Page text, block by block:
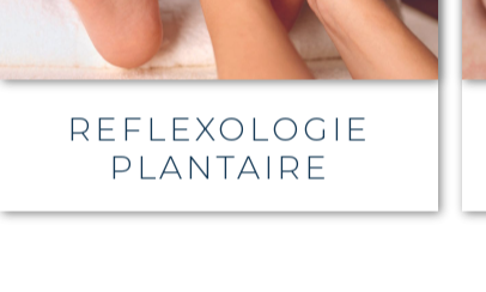
REFLEXOLOGIE
PLANTAIRE